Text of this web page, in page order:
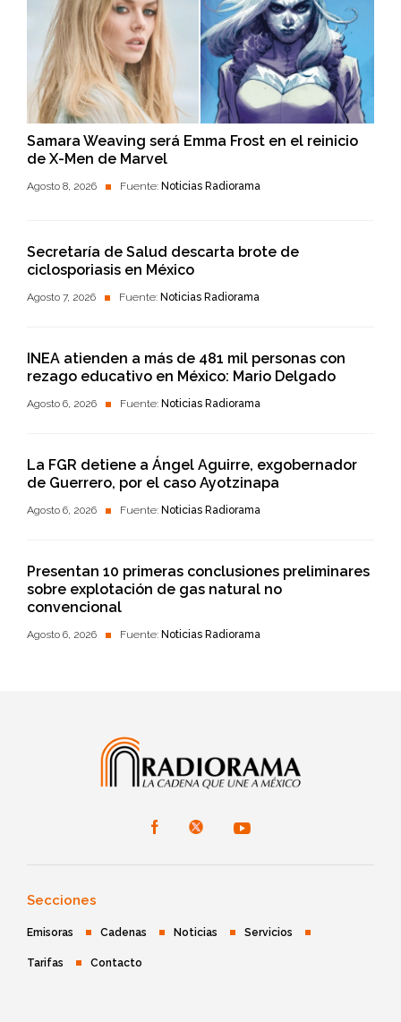
Samara Weaving será Emma Frost en el reinicio
de X-Men de Marvel
Agosto 8, 2026 Fuente: Noticias Radiorama
Secretaría de Salud descarta brote de
ciclosporiasis en México
Agosto 7, 2026 Fuente: Noticias Radiorama
INEA atienden a más de 481 mil personas con
rezago educativo en México: Mario Delgado
Agosto 6, 2026 Fuente: Noticias Radiorama
La FGR detiene a Ángel Aguirre, exgobernador
de Guerrero, por el caso Ayotzinapa
Agosto 6, 2026 Fuente: Noticias Radiorama
Presentan 10 primeras conclusiones preliminares
sobre explotación de gas natural no
convencional
Agosto 6, 2026 Fuente: Noticias Radiorama
Secciones
Emisoras Cadenas Noticias Servicios
Tarifas Contacto